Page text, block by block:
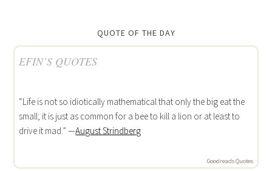
QUOTE OF THE DAY
EFIN’S QUOTES
“Life is not so idiotically mathematical that only the big eat the
small; it is just as common for a bee to kill a lion or at least to
drive it mad.” —August Strindberg
Goodreads Quotes